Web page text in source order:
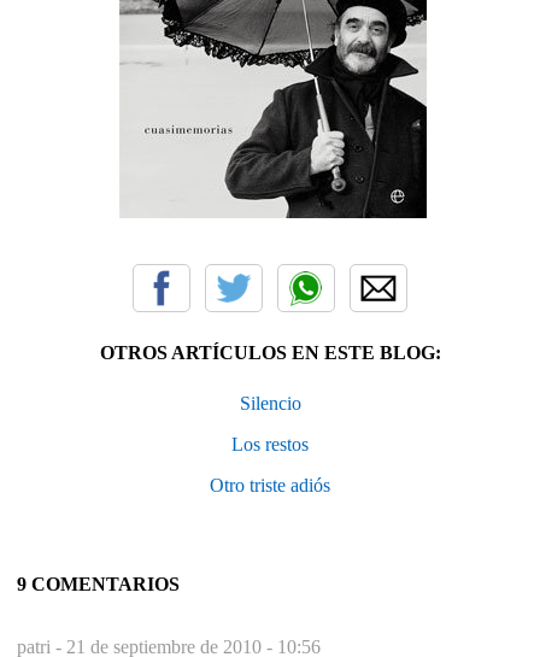
OTROS ARTÍCULOS EN ESTE BLOG:
Silencio
Los restos
Otro triste adiós
9 COMENTARIOS
patri - 21 de septiembre de 2010 - 10:56